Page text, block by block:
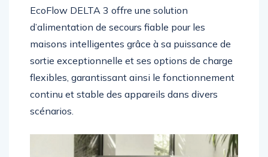
EcoFlow DELTA 3 offre une solution
d’alimentation de secours fiable pour les
maisons intelligentes grâce à sa puissance de
sortie exceptionnelle et ses options de charge
flexibles, garantissant ainsi le fonctionnement
continu et stable des appareils dans divers
scénarios.